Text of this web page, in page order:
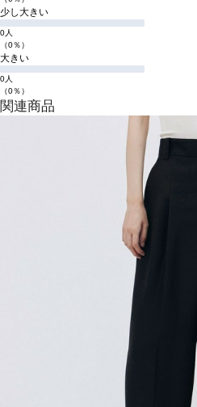
少し大きい
0人
（0％）
大きい
0人
（0％）
関連商品